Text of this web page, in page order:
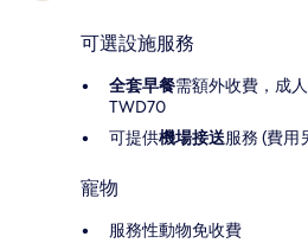
可選設施服務
全套早餐需額外收費，成
TWD70
可提供機場接送服務 (費用
寵物
服務性動物免收費